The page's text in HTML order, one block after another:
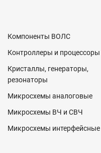
Компоненты ВОЛС
Контроллеры и процессоры
Кристаллы, генераторы,
резонаторы
Микросхемы аналоговые
Микросхемы ВЧ и СВЧ
Микросхемы интерфейсные